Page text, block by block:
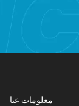
معلومات عنا